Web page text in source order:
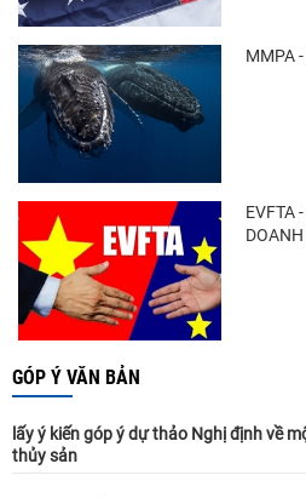
MMPA
EVFTA
GÓP Ý VĂN BẢN
lấy ý kiến góp ý dự thảo Nghị định về
thủy sản